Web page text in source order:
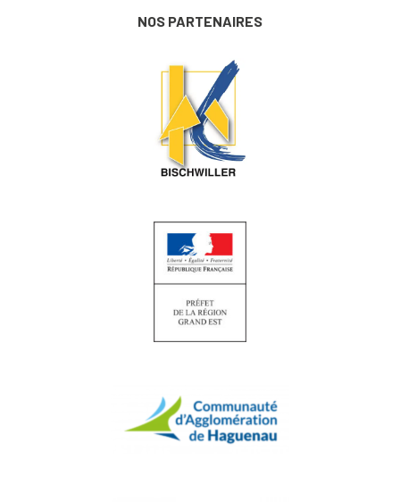
NOS PARTENAIRES